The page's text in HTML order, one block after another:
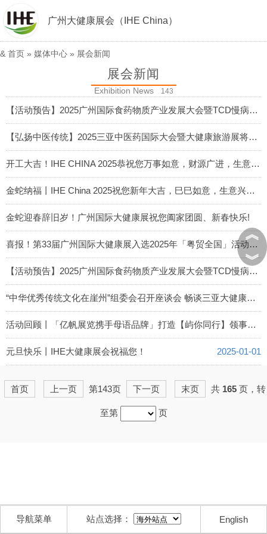
广州大健康展会（IHE China）
& 首页 » 媒体中心 » 展会新闻
展会新闻
Exhibition News 143
【活动预告】2025广州国际食药物质产业发展大会暨TCD慢病诊疗技术创新产品博览会
2025-02-11
【弘扬中医传统】2025三亚中医药国际大会暨大健康旅游展将于3月14-16日亮相海南三亚
2025-02-06开工大吉！IHE CHINA 2025恭祝您万事如意，财源广进，生意兴隆！
2025-02-05
金蛇纳福丨IHE China 2025祝您新年大吉，巳巳如意，生意兴隆！
2025-01-29
金蛇迎春辞旧岁！广州国际大健康展祝您阖家团圆、新春快乐!
2025-01-28
喜报！第33届广州国际大健康展入选2025年「粤贸全国」活动目录
2025-01-23
【活动预告】2025广州国际食药物质产业发展大会暨TCD慢病诊疗技术创新产品博览会
2025-01-21
“中华优秀传统文化在崖州”组委会召开座谈会 畅谈三亚大健康产业发展及部署落实2025三亚中医药大会...
2025-01-15
活动回顾丨「亿帆展览携手母语品牌」打造【屿你同行】领事夫人年度盛典文化盛宴
2025-01-14
元旦快乐丨IHE大健康展会祝福您！ 2025-01-01
首页 上一页 第143页 下一页 末页 共 165 页，转
至第 页
︽
︾
导航菜单 站点选择： English